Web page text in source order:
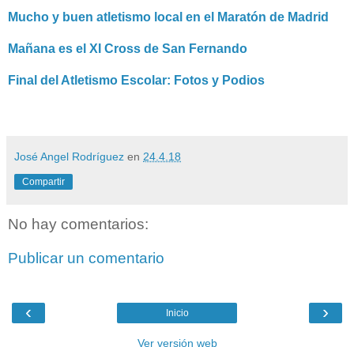
Mucho y buen atletismo local en el Maratón de Madrid
Mañana es el XI Cross de San Fernando
Final del Atletismo Escolar: Fotos y Podios
José Angel Rodríguez en 24.4.18
Compartir
No hay comentarios:
Publicar un comentario
‹ ›
Inicio
Ver versión web